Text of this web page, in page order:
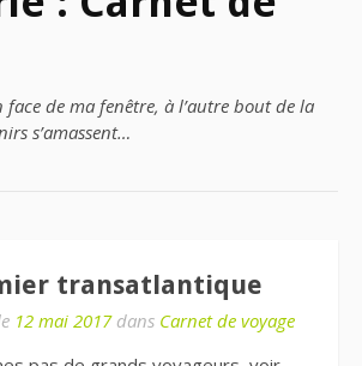
de ma fenêtre, à l’autre bout de la
s’amassent…
transatlantique
12 mai 2017dans Carnet de voyage